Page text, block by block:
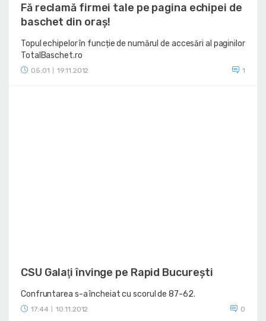
Fă reclamă firmei tale pe pagina echipei de
baschet din oraș!
Topul echipelor în funcție de numărul de accesări al paginilor
TotalBaschet.ro
05:01 19.11.2012 1
CSU Galaţi învinge pe Rapid Bucureşti
Confruntarea s-a încheiat cu scorul de 87-62.
17:44 10.11.2012 0